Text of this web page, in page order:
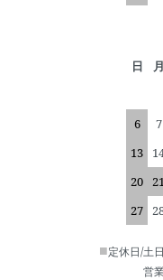
日 月
6
7
13
20
21
27
■定休日/土
営